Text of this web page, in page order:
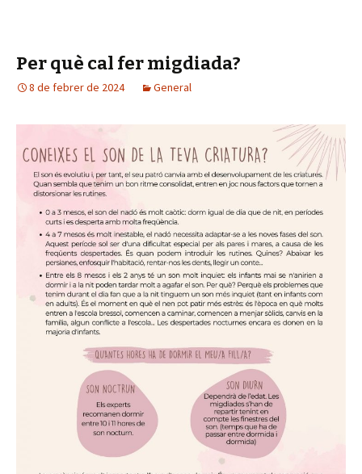
Per què cal fer migdiada?
8 de febrer de 2024 General